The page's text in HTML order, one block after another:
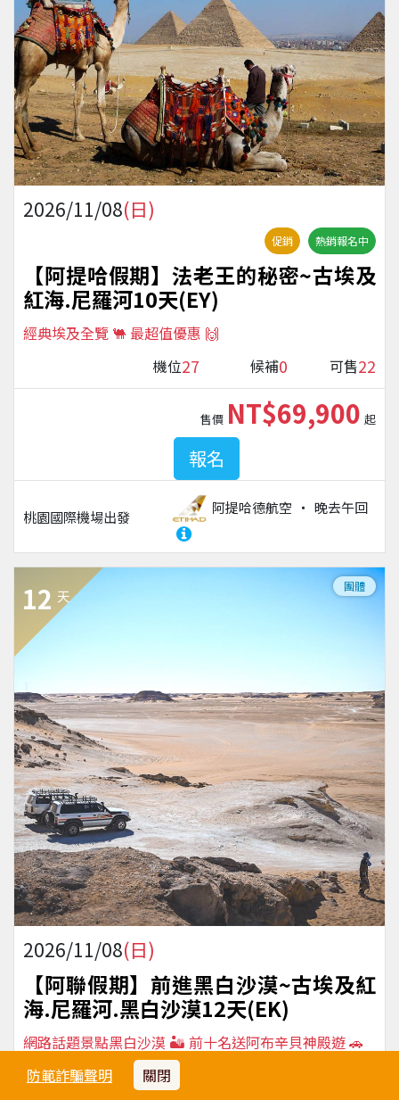
防範詐騙聲明 關閉
2026/11/08(日)
促銷 熱銷報名中
【阿提哈假期】法老王的秘密~古埃及
紅海.尼羅河10天(EY)
經典埃及全覽 🐫 最超值優惠 🙌
機位27 候補0 可售22
桃園國際機場出發
阿提哈德航空 晚去午回
售價 NT$69,900 起
報名
12 天
團體
2026/11/08(日)
【阿聯假期】前進黑白沙漠~古埃及紅
海.尼羅河.黑白沙漠12天(EK)
網路話題景點黑白沙漠 🏜️ 前十名送阿布辛貝神殿遊 🚗
機位